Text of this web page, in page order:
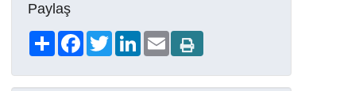
Paylaş
ShareFacebookTwitterLinkedIn
Email